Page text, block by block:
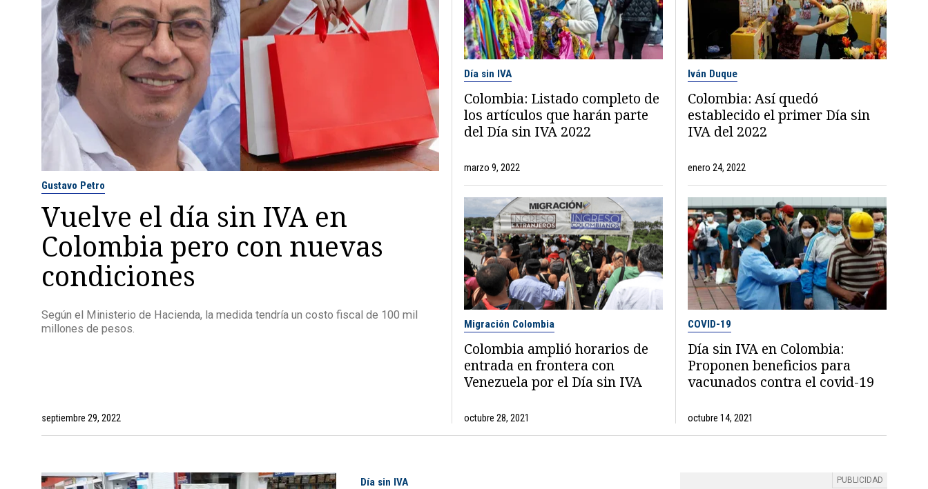
Gustavo Petro
Vuelve el día sin IVA en
Colombia pero con nuevas
condiciones
Según el Ministerio de Hacienda, la medida tendría un costo fiscal de 100 mil
millones de pesos.
septiembre 29, 2022
Día sin IVA
Colombia: Listado completo de
los artículos que harán parte
del Día sin IVA 2022
marzo 9, 2022
Iván Duque
Colombia: Así quedó
establecido el primer Día sin
IVA del 2022
enero 24, 2022
Migración Colombia
Colombia amplió horarios de
entrada en frontera con
Venezuela por el Día sin IVA
octubre 28, 2021
COVID-19
Día sin IVA en Colombia:
Proponen beneficios para
vacunados contra el covid-19
octubre 14, 2021
Día sin IVA